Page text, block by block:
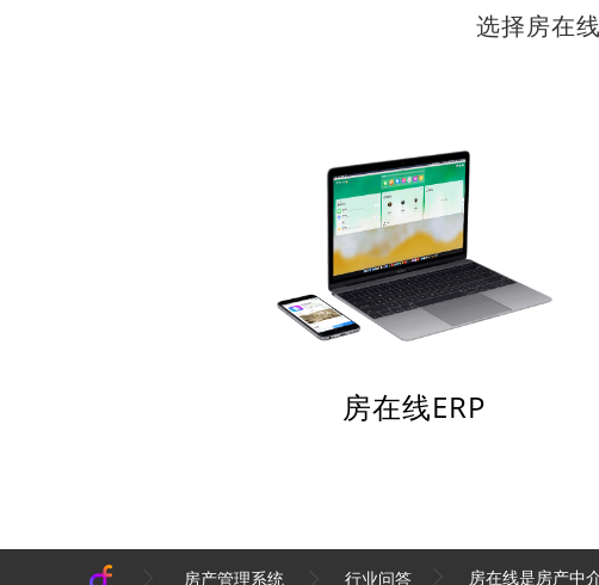
选择房在
房在线ERP
房产管理系统 行业问答 房在线是房产中